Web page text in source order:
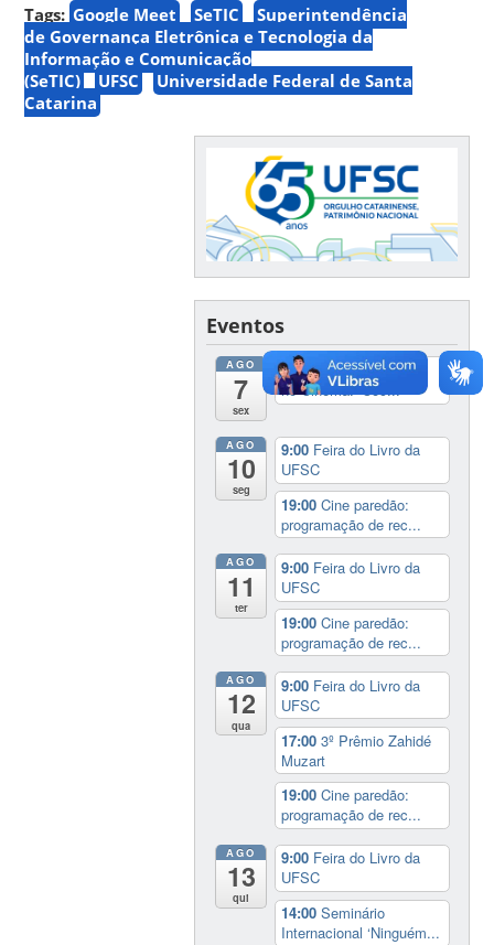
Tags: Google Meet SeTIC
Superintendência
de Governança Eletrônica e Tecnologia da
Informação e Comunicação
(SeTIC)
UFSC
Universidade Federal de Santa
Catarina
Eventos
AGO
7
sex
20:00 Cineclube África
no Cinema: ‘Coc...
AGO
10
seg
9:00 Feira do Livro da
UFSC
19:00Cine paredão:
programação de rec...
AGO
11
ter
9:00 Feira do Livro da
UFSC
19:00Cine paredão:
programação de rec...
AGO
12
qua
9:00 Feira do Livro da
UFSC
17:003º Prêmio Zahidé
Muzart
19:00Cine paredão:
programação de rec...
AGO
13
qui
9:00 Feira do Livro da
UFSC
14:00Seminário
Internacional ‘Ninguém...